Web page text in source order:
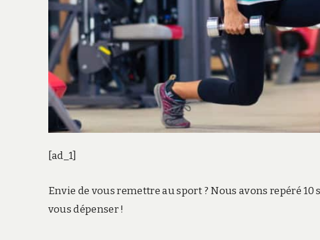
[ad_1]
Envie de vous remettre au sport ? Nous avons repéré
vous dépenser !